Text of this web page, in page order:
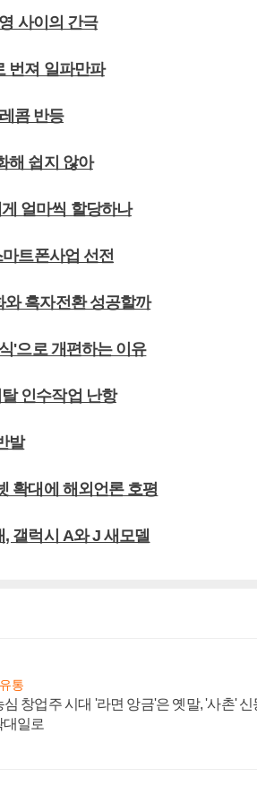
사이의 간극
번져 일파만파
콤 반등
해 쉽지 않아
얼마씩 할당하나
트폰사업 선전
흑자전환 성공할까
'으로 개편하는 이유
인수작업 난항
발
확대에 해외언론 호평
갤럭시 A와 J 새모델
통
심 창업주 시대 '라면 앙금'은 옛말, '사촌' 신
대일로